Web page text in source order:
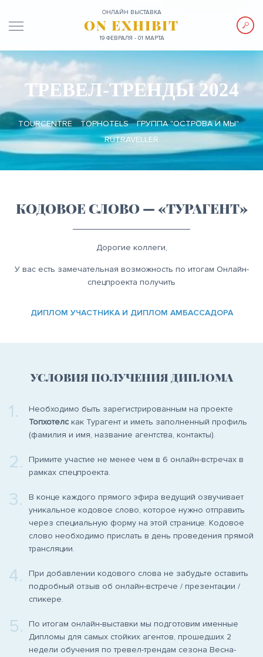
ОНЛАЙН ВЫСТАВКА
ON EXHIBIT
19 ФЕВРАЛЯ - 01 МАРТА
ТРЕВЕЛ-ТРЕНДЫ 2024
TOURCENTRE TOPHOTELS
ГРУППА "ОСТРОВА И МЫ"
RUTRAVELLER
КОДОВОЕ СЛОВО — «ТУРАГЕНТ»
Дорогие коллеги,
У вас есть замечательная возможность по итогам Онлайн-
спецпроекта получить
ДИПЛОМ УЧАСТНИКА И ДИПЛОМ АМБАССАДОРА
УСЛОВИЯ ПОЛУЧЕНИЯ ДИПЛОМА
1.
Необходимо быть зарегистрированным на проекте
Топхотелскак Турагент и иметь заполненный профиль
(фамилия и имя, название агентства, контакты).
2.
Примите участие не менее чем в 6 онлайн-встречах в
рамках спецпроекта.
3.
В конце каждого прямого эфира ведущий озвучивает
уникальное кодовое слово, которое нужно отправить
через специальную форму на этой странице. Кодовое
слово необходимо прислать в день проведения прямой
трансляции.
4.
При добавлении кодового слова не забудьте оставить
подробный отзыв об онлайн-встрече / презентации /
спикере.
5.
По итогам онлайн-выставки мы подготовим именные
Дипломы для самых стойких агентов, прошедших 2
недели обучения по тревел-трендам сезона Весна-